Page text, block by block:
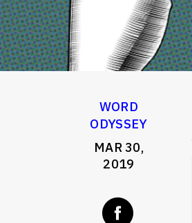
WORD
ODYSSEY
MAR 30,
2019